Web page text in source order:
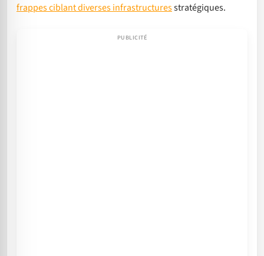
frappes ciblant diverses infrastructuresstratégiques.